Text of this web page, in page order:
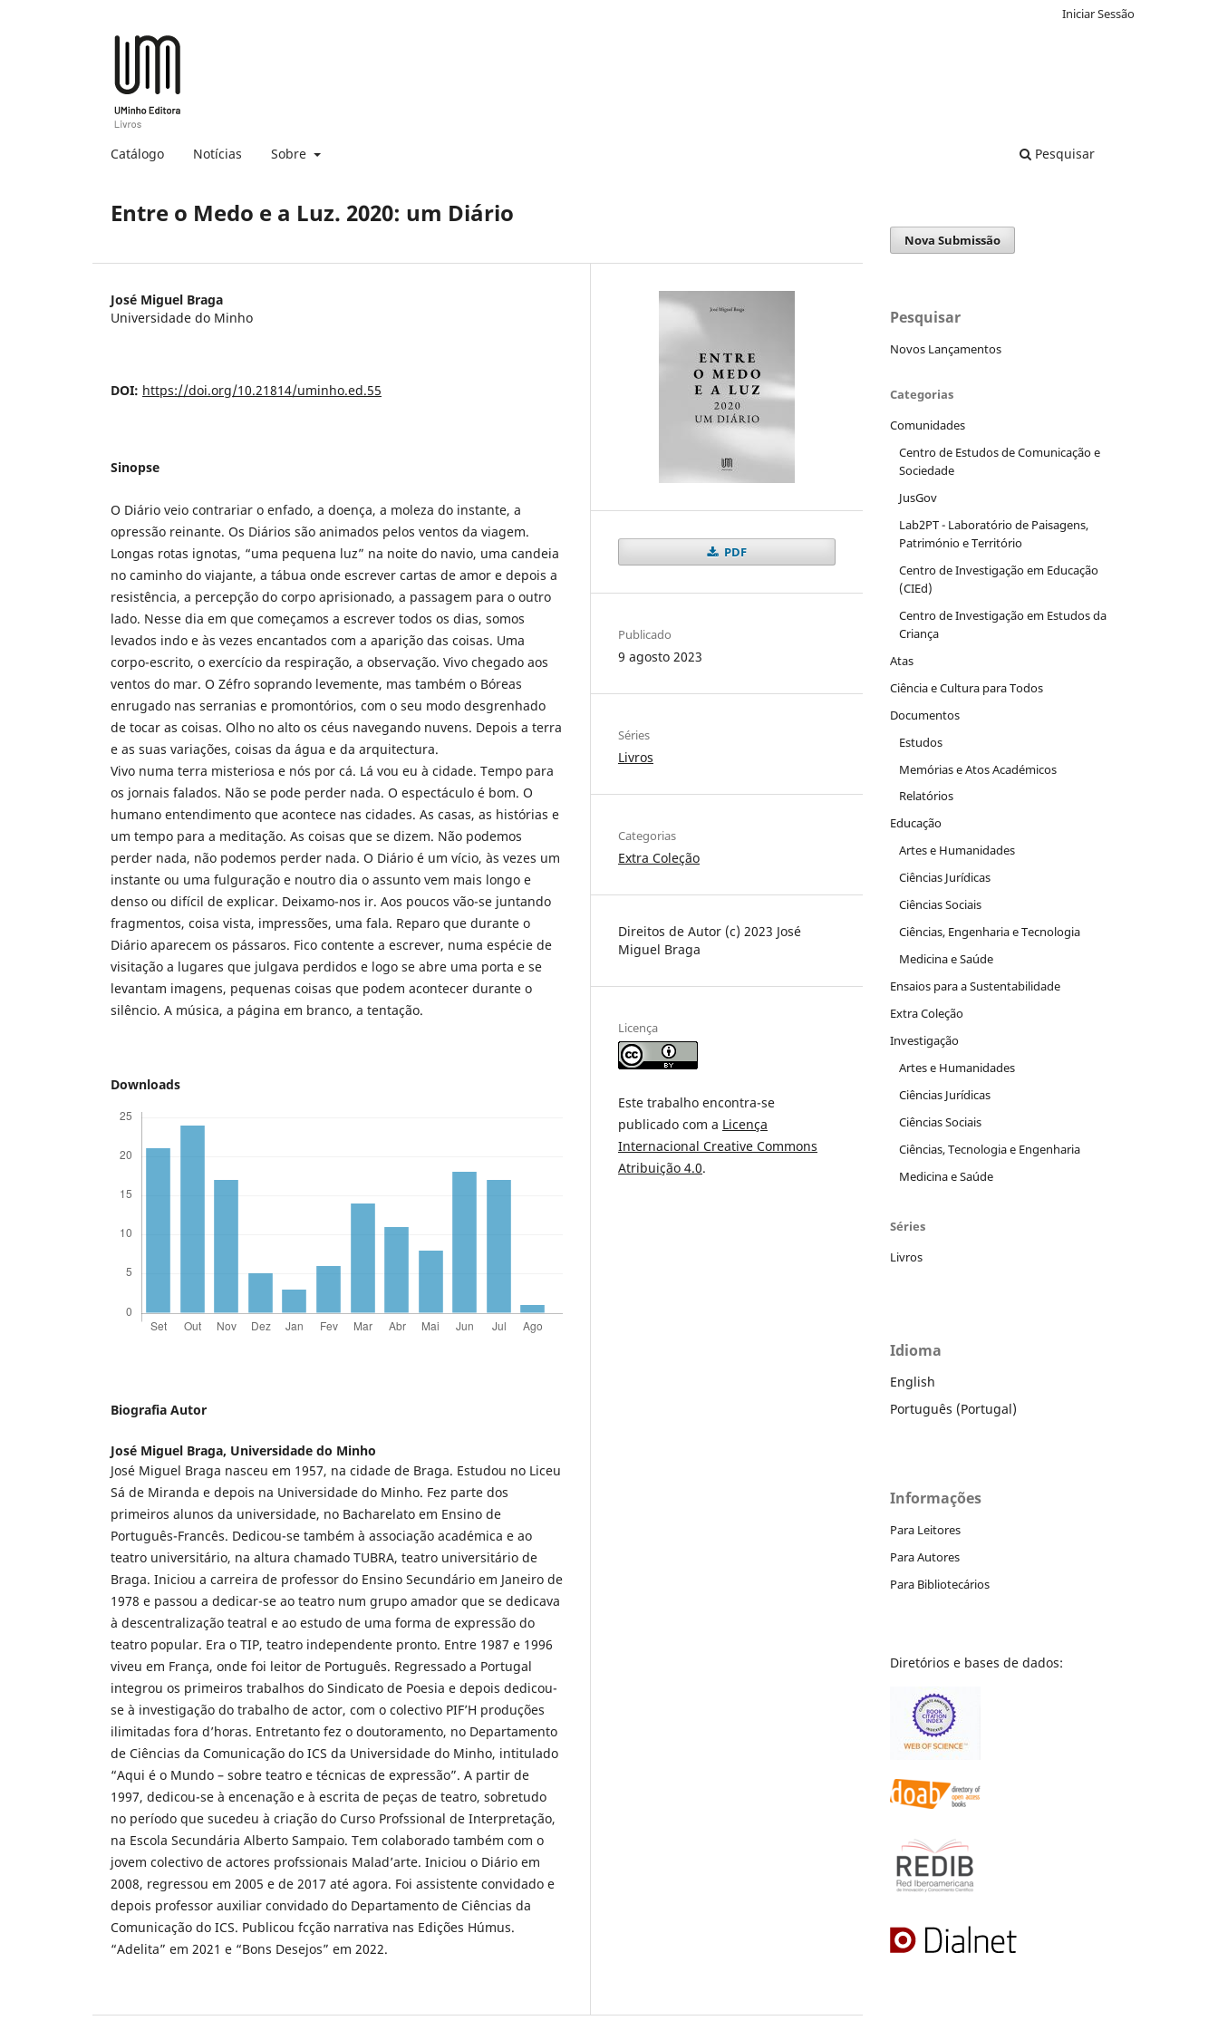
Catálogo Notícias Sobre Pesquisar
Iniciar Sessão
Entre o Medo e a Luz. 2020: um Diário
José Miguel Braga
Universidade do Minho
DOI: https://doi.org/10.21814/uminho.ed.55
Sinopse
O Diário veio contrariar o enfado, a doença, a moleza do instante, a
opressão reinante. Os Diários são animados pelos ventos da viagem.
Longas rotas ignotas, “uma pequena luz” na noite do navio, uma candeia
no caminho do viajante, a tábua onde escrever cartas de amor e depois a
resistência, a percepção do corpo aprisionado, a passagem para o outro
lado. Nesse dia em que começamos a escrever todos os dias, somos
levados indo e às vezes encantados com a aparição das coisas. Uma
corpo-escrito, o exercício da respiração, a observação. Vivo chegado aos
ventos do mar. O Zéfro soprando levemente, mas também o Bóreas
enrugado nas serranias e promontórios, com o seu modo desgrenhado
de tocar as coisas. Olho no alto os céus navegando nuvens. Depois a terra
e as suas variações, coisas da água e da arquitectura.
Vivo numa terra misteriosa e nós por cá. Lá vou eu à cidade. Tempo para
os jornais falados. Não se pode perder nada. O espectáculo é bom. O
humano entendimento que acontece nas cidades. As casas, as histórias e
um tempo para a meditação. As coisas que se dizem. Não podemos
perder nada, não podemos perder nada. O Diário é um vício, às vezes um
instante ou uma fulguração e noutro dia o assunto vem mais longo e
denso ou difícil de explicar. Deixamo-nos ir. Aos poucos vão-se juntando
fragmentos, coisa vista, impressões, uma fala. Reparo que durante o
Diário aparecem os pássaros. Fico contente a escrever, numa espécie de
visitação a lugares que julgava perdidos e logo se abre uma porta e se
levantam imagens, pequenas coisas que podem acontecer durante o
silêncio. A música, a página em branco, a tentação.
Downloads
Biografia Autor
José Miguel Braga, Universidade do Minho
José Miguel Braga nasceu em 1957, na cidade de Braga. Estudou no Liceu
Sá de Miranda e depois na Universidade do Minho. Fez parte dos
primeiros alunos da universidade, no Bacharelato em Ensino de
Português-Francês. Dedicou-se também à associação académica e ao
teatro universitário, na altura chamado TUBRA, teatro universitário de
Braga. Iniciou a carreira de professor do Ensino Secundário em Janeiro de
1978 e passou a dedicar-se ao teatro num grupo amador que se dedicava
à descentralização teatral e ao estudo de uma forma de expressão do
teatro popular. Era o TIP, teatro independente pronto. Entre 1987 e 1996
viveu em França, onde foi leitor de Português. Regressado a Portugal
integrou os primeiros trabalhos do Sindicato de Poesia e depois dedicou-
se à investigação do trabalho de actor, com o colectivo PIF’H produções
ilimitadas fora d’horas. Entretanto fez o doutoramento, no Departamento
de Ciências da Comunicação do ICS da Universidade do Minho, intitulado
“Aqui é o Mundo – sobre teatro e técnicas de expressão”. A partir de
1997, dedicou-se à encenação e à escrita de peças de teatro, sobretudo
no período que sucedeu à criação do Curso Profssional de Interpretação,
na Escola Secundária Alberto Sampaio. Tem colaborado também com o
jovem colectivo de actores profssionais Malad’arte. Iniciou o Diário em
2008, regressou em 2005 e de 2017 até agora. Foi assistente convidado e
depois professor auxiliar convidado do Departamento de Ciências da
Comunicação do ICS. Publicou fcção narrativa nas Edições Húmus.
“Adelita” em 2021 e “Bons Desejos” em 2022.
PDF
Publicado
9 agosto 2023
Séries
Livros
Categorias
Extra Coleção
Direitos de Autor (c) 2023 José
Miguel Braga
Licença
Este trabalho encontra-se
publicado com a Licença
Internacional Creative Commons
Atribuição 4.0.
Nova Submissão
Pesquisar
Novos Lançamentos
Categorias
Comunidades
Centro de Estudos de Comunicação e
Sociedade
JusGov
Lab2PT - Laboratório de Paisagens,
Património e Território
Centro de Investigação em Educação
(CIEd)
Centro de Investigação em Estudos da
Criança
Atas
Ciência e Cultura para Todos
Documentos
Estudos
Memórias e Atos Académicos
Relatórios
Educação
Artes e Humanidades
Ciências Jurídicas
Ciências Sociais
Ciências, Engenharia e Tecnologia
Medicina e Saúde
Ensaios para a Sustentabilidade
Extra Coleção
Investigação
Artes e Humanidades
Ciências Jurídicas
Ciências Sociais
Ciências, Tecnologia e Engenharia
Medicina e Saúde
Séries
Livros
Idioma
English
Português (Portugal)
Informações
Para Leitores
Para Autores
Para Bibliotecários
Diretórios e bases de dados: